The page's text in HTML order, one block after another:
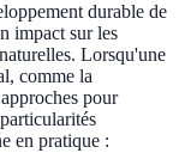
durable de
impact sur les
Lorsqu'une
comme la
pour
en pratique :